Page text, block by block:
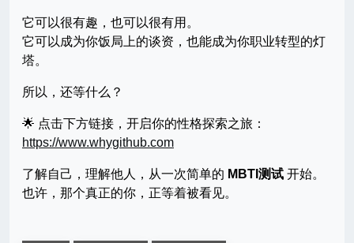
它可以很有趣，也可以很有用。
它可以成为你饭局上的谈资，也能成为你职业转型的灯
塔。
所以，还等什么？
🌟 点击下方链接，开启你的性格探索之旅：
https://www.whygithub.com
了解自己，理解他人，从一次简单的 MBTI测试 开始。
也许，那个真正的你，正等着被看见。